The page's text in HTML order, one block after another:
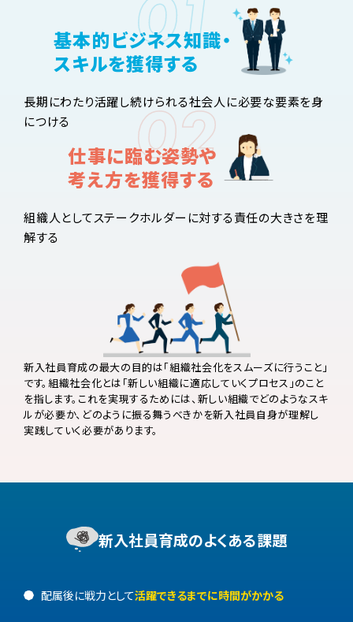
基本的ビジネス知識・
スキルを獲得する
長期にわたり活躍し続けられる社会人に必要な要素を身
につける
仕事に臨む姿勢や
考え方を獲得する
組織人としてステークホルダーに対する責任の大きさを理
解する
新入社員育成の最大の目的は「組織社会化をスムーズに行うこと」
です。組織社会化とは「新しい組織に適応していくプロセス」のこと
を指します。これを実現するためには、新しい組織でどのようなスキ
ルが必要か、どのように振る舞うべきかを新入社員自身が理解し
実践していく必要があります。
新入社員育成のよくある課題
配属後に戦力として活躍できるまでに時間がかかる